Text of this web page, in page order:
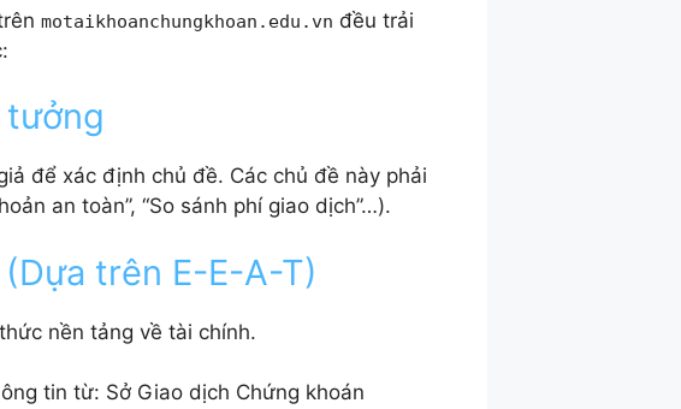
motaikhoanchungkhoan.edu.vn đều trải
tưởng
để xác định chủ đề. Các chủ đề này phải
an toàn”, “So sánh phí giao dịch”…).
trên E-E-A-T)
nền tảng về tài chính.
tin từ: Sở Giao dịch Chứng khoán